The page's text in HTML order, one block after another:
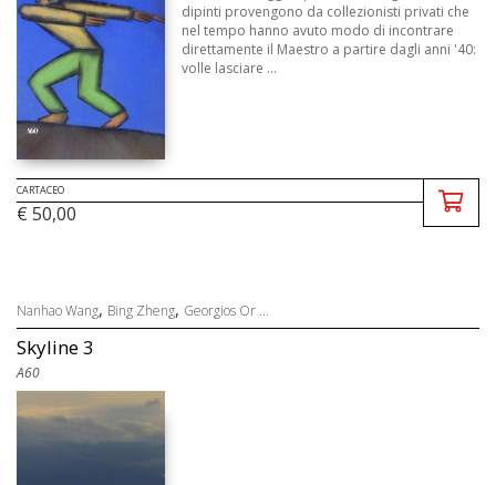
dipinti provengono da collezionisti privati che
nel tempo hanno avuto modo di incontrare
direttamente il Maestro a partire dagli anni '40:
volle lasciare ...
CARTACEO
€ 50,00
Nanhao Wang, Bing Zheng, Georgios Or ...
Skyline 3
A60